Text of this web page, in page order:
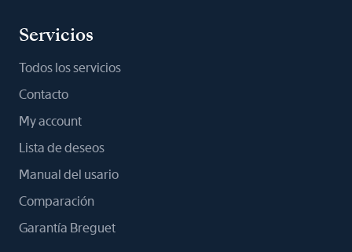
Servicios
Todos los servicios
Contacto
My account
Lista de deseos
Manual del usario
Comparación
Garantía Breguet